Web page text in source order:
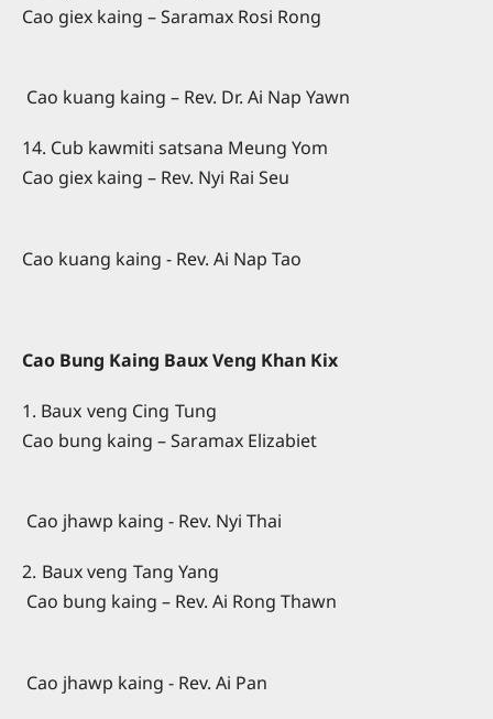
Cao giex kaing – Saramax Rosi Rong
Cao kuang kaing – Rev. Dr. Ai Nap Yawn
14. Cub kawmiti satsana Meung Yom
Cao giex kaing – Rev. Nyi Rai Seu
Cao kuang kaing - Rev. Ai Nap Tao
Cao Bung Kaing Baux Veng Khan Kix
1. Baux veng Cing Tung
Cao bung kaing – Saramax Elizabiet
Cao jhawp kaing - Rev. Nyi Thai
2. Baux veng Tang Yang
Cao bung kaing – Rev. Ai Rong Thawn
Cao jhawp kaing - Rev. Ai Pan